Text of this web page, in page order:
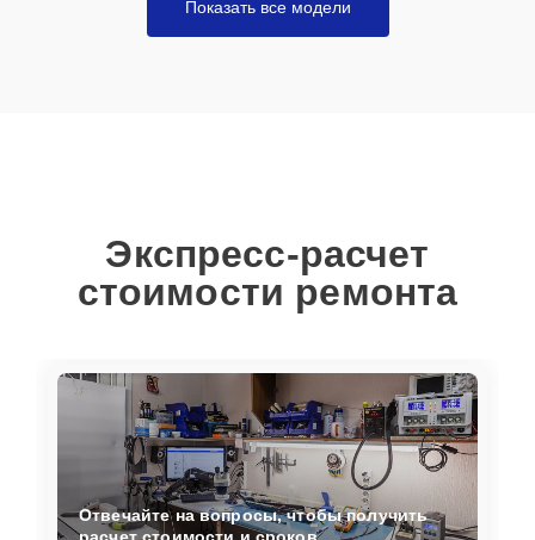
Показать все модели
Экспресс-расчет
стоимости ремонта
Отвечайте на вопросы, чтобы получить